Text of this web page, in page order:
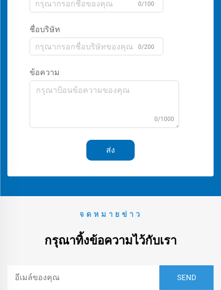
0/100
ชื่อบริษัท
0/200
ข้อความ
0/1000
ส่ง
จดหมายข่าว
กรุณาทิ้งข้อความไว้กับเรา